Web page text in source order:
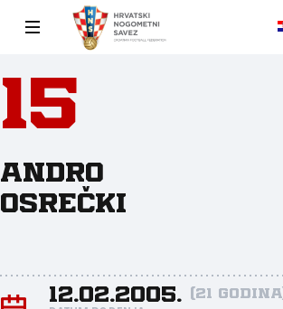
15
Andro
Osrečki
12.02.2005. (21 godina)